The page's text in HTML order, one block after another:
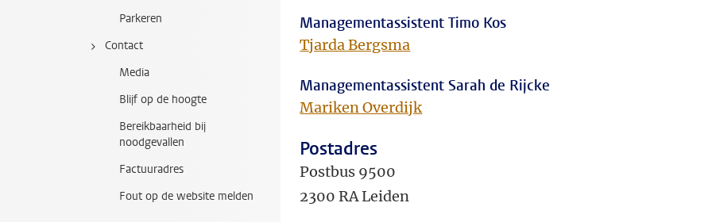
Parkeren
Contact
Media
Blijf op de hoogte
Bereikbaarheid bij
noodgevallen
Factuuradres
Fout op de website melden
Managementassistent Timo Kos
Tjarda Bergsma
Managementassistent Sarah de Rijcke
Mariken Overdijk
Postadres
Postbus 9500
2300 RA Leiden